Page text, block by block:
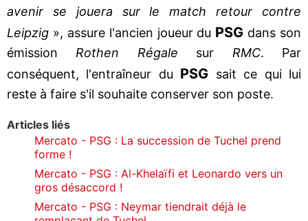
avenir se jouera sur le match retour contre
Leipzig », assure l'ancien joueur du PSG dans son
émission Rothen Régale sur RMC. Par
conséquent, l'entraîneur du PSG sait ce qui lui
reste à faire s'il souhaite conserver son poste.
Articles liés
Mercato - PSG : La succession de Tuchel prend
forme !
Mercato - PSG : Al-Khelaïfi et Leonardo vers un
gros désaccord !
Mercato - PSG : Neymar tiendrait déjà le